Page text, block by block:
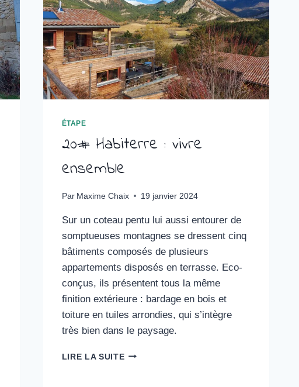
ÉTAPE
20# Habiterre : vivre
ensemble
Par Maxime Chaix 19 janvier 2024
Sur un coteau pentu lui aussi entourer de
somptueuses montagnes se dressent cinq
bâtiments composés de plusieurs
appartements disposés en terrasse. Eco-
conçus, ils présentent tous la même
finition extérieure : bardage en bois et
toiture en tuiles arrondies, qui s’intègre
très bien dans le paysage.
LIRE LA SUITE20#